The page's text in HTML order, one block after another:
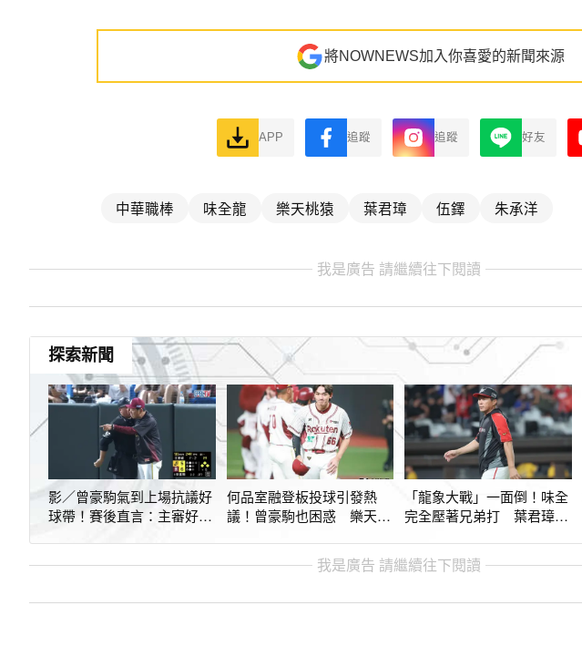
將NOWNEWS加入你喜愛的新聞來源
APP 追蹤 追蹤 好友
中華職棒 味全龍 樂天桃猿 葉君璋 伍鐸 朱承洋
我是廣告 請繼續往下閱讀
探索新聞
影／曾豪駒氣到上場抗議好
球帶！賽後直言：主審好壞
何品室融登板投球引發熱
議！曾豪駒也困惑 樂天球
「龍象大戰」一面倒！味全
完全壓著兄弟打 葉君璋指
我是廣告 請繼續往下閱讀